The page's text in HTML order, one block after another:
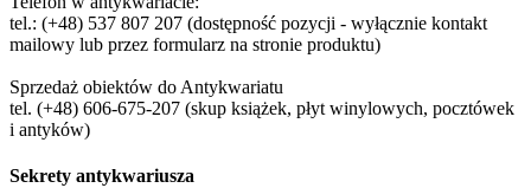
tel.: (+48) 537 807 207 (dostępność pozycji - wyłącznie kontakt
mailowy lub przez formularz na stronie produktu)
Sprzedaż obiektów do Antykwariatu
tel. (+48) 606-675-207 (skup książek, płyt winylowych, pocztówek
i antyków)
Sekrety antykwariusza